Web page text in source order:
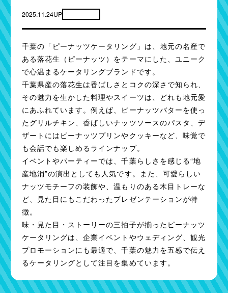
2025.11.24UP
千葉の「ピーナッツケータリング」は、地元の名産で
ある落花生（ピーナッツ）をテーマにした、ユニーク
で心温まるケータリングブランドです。
千葉県産の落花生は香ばしさとコクの深さで知られ、
その魅力を生かした料理やスイーツは、どれも地元愛
にあふれています。例えば、ピーナッツバターを使っ
たグリルチキン、香ばしいナッツソースのパスタ、デ
ザートにはピーナッツプリンやクッキーなど、味覚で
も会話でも楽しめるラインナップ。
イベントやパーティーでは、千葉らしさを感じる“地
産地消”の演出としても人気です。また、可愛らしい
ナッツモチーフの装飾や、温もりのある木目トレーな
ど、見た目にもこだわったプレゼンテーションが特
徴。
味・見た目・ストーリーの三拍子が揃ったピーナッツ
ケータリングは、企業イベントやウェディング、観光
プロモーションにも最適で、千葉の魅力を五感で伝え
るケータリングとして注目を集めています。